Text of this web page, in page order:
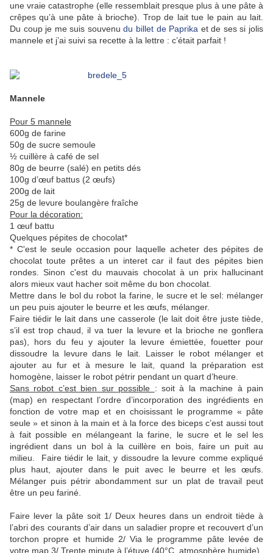
une vraie catastrophe (elle ressemblait presque plus à une pâte à
crêpes qu’à une pâte à brioche). Trop de lait tue le pain au lait.
Du coup je me suis souvenudu billet de Paprika et de ses si jolis
mannele et j’ai suivi sa recette à la lettre : c’était parfait !
Mannele
Pour 5 mannele
600g de farine
50g de sucre semoule
½ cuillère à café de sel
80g de beurre (salé) en petits dés
100g d’œuf battus (2 œufs)
200g de lait
25g de levure boulangère fraîche
Pour la décoration:
1 œuf battu
Quelques pépites de chocolat*
* C'est le seule occasion pour laquelle acheter des pépites de
chocolat toute prêtes a un interet car il faut des pépites bien
rondes. Sinon c'est du mauvais chocolat à un prix hallucinant
alors mieux vaut hacher soit même du bon chocolat.
Mettre dans le bol du robot la farine, le sucre et le sel: mélanger
un peu puis ajouter le beurre et les œufs, mélanger.
Faire tiédir le lait dans une casserole (le lait doit être juste tiède,
s’il est trop chaud, il va tuer la levure et la brioche ne gonflera
pas), hors du feu y ajouter la levure émiettée, fouetter pour
dissoudre la levure dans le lait. Laisser le robot mélanger et
ajouter au fur et à mesure le lait, quand la préparation est
homogène, laisser le robot pétrir pendant un quart d’heure.
Sans robot c’est bien sur possible : soit à la machine à pain
(map) en respectant l’ordre d’incorporation des ingrédients en
fonction de votre map et en choisissant le programme « pâte
seule » et sinon à la main et à la force des biceps c’est aussi tout
à fait possible en mélangeant la farine, le sucre et le sel les
ingrédient dans un bol à la cuillère en bois, faire un puit au
milieu. Faire tiédir le lait, y dissoudre la levure comme expliqué
plus haut, ajouter dans le puit avec le beurre et les œufs.
Mélanger puis pétrir abondamment sur un plat de travail peut
être un peu fariné.
Faire lever la pâte soit 1/ Deux heures dans un endroit tiède à
l’abri des courants d’air dans un saladier propre et recouvert d’un
torchon propre et humide 2/ Via le programme pâte levée de
votre map 3/ Trente minute à l’étuve (40°C, atmosphère humide).